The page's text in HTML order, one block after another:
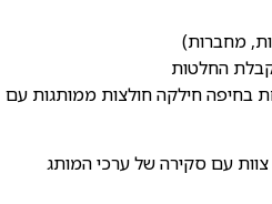
מחברות)
החלטות
בחיפה חילקה חולצות ממותגות עם
צוות עם סקירה של ערכי המותג